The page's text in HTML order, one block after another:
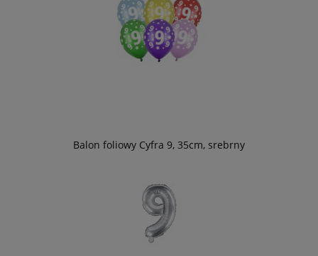
Balon foliowy Cyfra 9, 35cm, srebrny